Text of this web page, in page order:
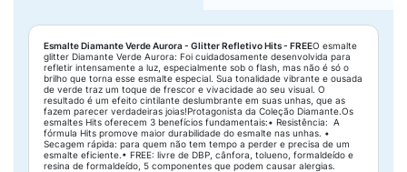
Esmalte Diamante Verde Aurora - Glitter Refletivo Hits - FREEO esmalte
glitter Diamante Verde Aurora: Foi cuidadosamente desenvolvida para
refletir intensamente a luz, especialmente sob o flash, mas não é só o
brilho que torna esse esmalte especial. Sua tonalidade vibrante e ousada
de verde traz um toque de frescor e vivacidade ao seu visual. O
resultado é um efeito cintilante deslumbrante em suas unhas, que as
fazem parecer verdadeiras joias!Protagonista da Coleção Diamante.Os
esmaltes Hits oferecem 3 benefícios fundamentais:• Resistência: A
fórmula Hits promove maior durabilidade do esmalte nas unhas. •
Secagem rápida: para quem não tem tempo a perder e precisa de um
esmalte eficiente.• FREE: livre de DBP, cânfora, tolueno, formaldeído e
resina de formaldeído, 5 componentes que podem causar alergias.